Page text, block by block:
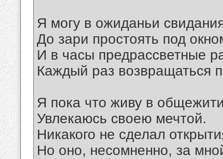
Я могу в ожиданьи
До зари простоять под
И в часы предрассветные
Каждый раз возвращаться
Я пока что живу в
Увлекаюсь своею мечтой.
Никакого не сделал
Но оно, несомненно, за